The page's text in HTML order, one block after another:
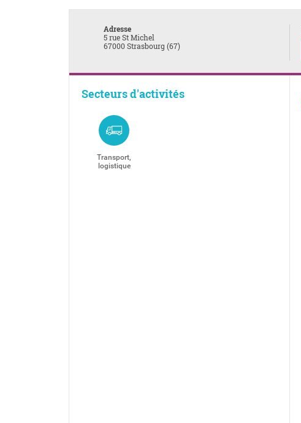
Adresse
5 rue St Michel
67000 Strasbourg (67)
Secteurs d'activités
Transport,
logistique